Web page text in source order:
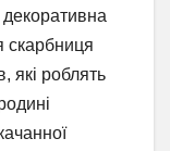
скарбниця
які роблять